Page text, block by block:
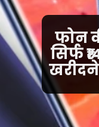
फोन
सिर्फ